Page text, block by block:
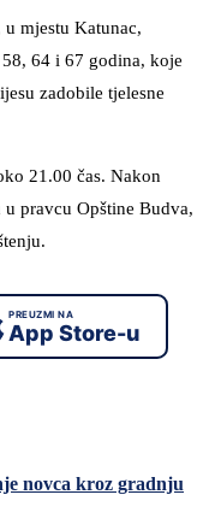
u mjestu Katunac,
64 i 67 godina, koje
zadobile tjelesne
21.00 čas. Nakon
pravcu Opštine Budva,
PREUZMI NA
App Store-u
novca kroz gradnju